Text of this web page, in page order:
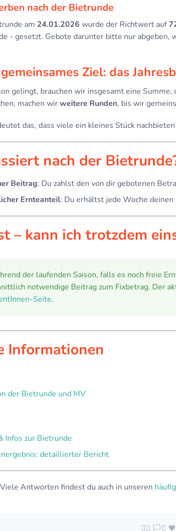
nach der Bietrunde
am 24.01.2026 wurde der Richtwert auf
- gesetzt. Gebote darunter bitte nur
Ziel: das
gelingt, brauchen wir insgesamt eine Summe,
machen wirweitere Runden, bis wir
das, dass viele ein kleines Stück
nach der
Beitrag: Du zahlst den von dir gebotenen
Ernteanteil: Du erhältst jede Woche
– kann ich trotzdem
der laufenden Saison, falls es noch freie
notwendige Beitrag zum Fixbetrag. Der
Seite.
Informationen
der Bietrunde und MV
Infos zur Bietrunde
detaillierter Bericht
Antworten findest du auch in unseren
🏳️‍🌈 🏳️‍⚧️